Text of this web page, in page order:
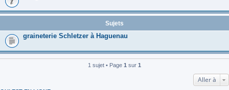
Sujets
graineterie Schletzer à Haguenau
1 sujet • Page 1 sur 1
Aller à